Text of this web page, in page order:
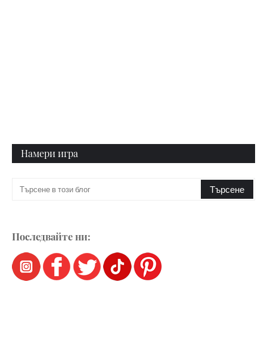
Намери игра
Последвайте ни: